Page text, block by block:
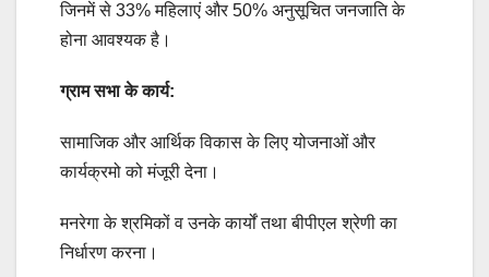
जिनमें से 33% महिलाएं और 50% अनुसूचित जनजाति के
होना आवश्यक है।
ग्राम सभा के कार्य:
सामाजिक और आर्थिक विकास के लिए योजनाओं और
कार्यक्रमो को मंजूरी देना।
मनरेगा के श्रमिकों व उनके कार्यों तथा बीपीएल श्रेणी का
निर्धारण करना।